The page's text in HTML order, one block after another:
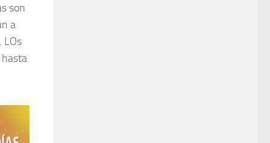
son
a
LOs
hasta